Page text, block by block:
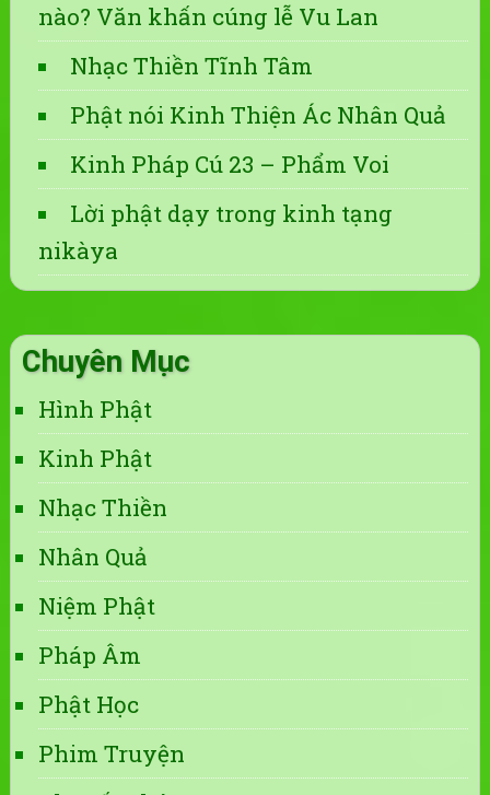
nào? Văn khấn cúng lễ Vu Lan
Nhạc Thiền Tĩnh Tâm
Phật nói Kinh Thiện Ác Nhân Quả
Kinh Pháp Cú 23 – Phẩm Voi
Lời phật dạy trong kinh tạng
nikàya
Chuyên Mục
Hình Phật
Kinh Phật
Nhạc Thiền
Nhân Quả
Niệm Phật
Pháp Âm
Phật Học
Phim Truyện